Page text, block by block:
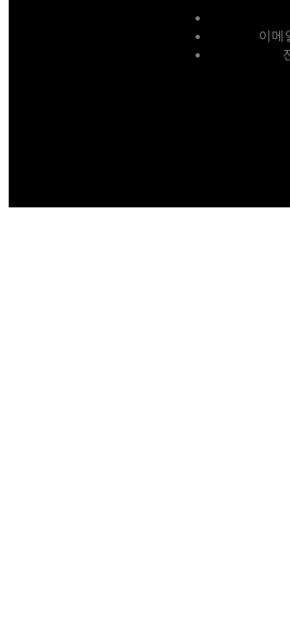
이메